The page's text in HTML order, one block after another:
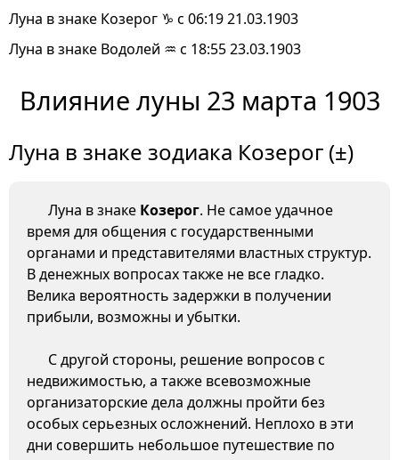
Луна в знаке Козерог ♑ с 06:19 21.03.1903
Луна в знаке Водолей ♒ с 18:55 23.03.1903
Влияние луны 23 марта 1903
Луна в знаке зодиака Козерог (±)
Луна в знаке Козерог. Не самое удачное
время для общения с государственными
органами и представителями властных структур.
В денежных вопросах также не все гладко.
Велика вероятность задержки в получении
прибыли, возможны и убытки.
С другой стороны, решение вопросов с
недвижимостью, а также всевозможные
организаторские дела должны пройти без
особых серьезных осложнений. Неплохо в эти
дни совершить небольшое путешествие по